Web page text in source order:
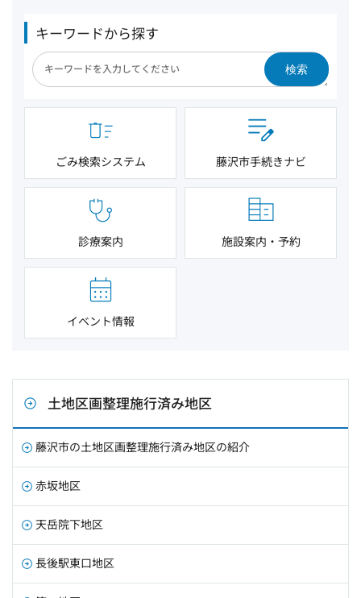
キーワードから探す
検索
ごみ検索システム 藤沢市手続きナビ
診療案内 施設案内・予約
イベント情報
土地区画整理施行済み地区
藤沢市の土地区画整理施行済み地区の紹介
赤坂地区
天岳院下地区
長後駅東口地区